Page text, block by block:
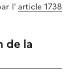
l' article 1738
de la